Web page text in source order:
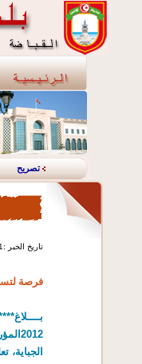
تصريح
2012-06-01: تاريخ الخبر
فرصة